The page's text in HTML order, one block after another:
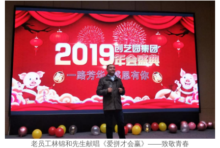
老员工林锦和先生献唱《爱拼才会赢》——致敬青春